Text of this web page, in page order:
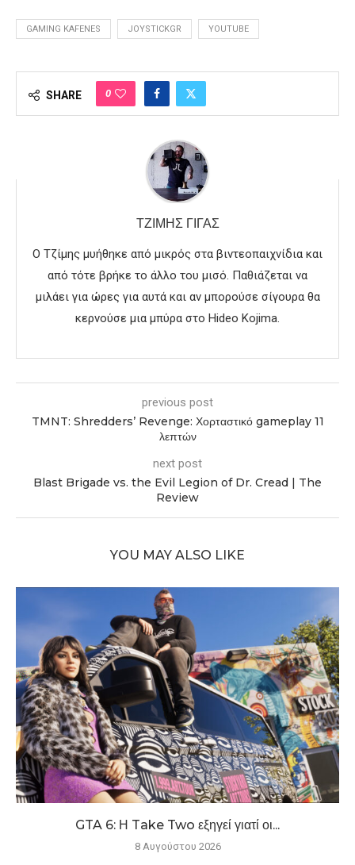
GAMING KAFENES JOYSTICKGR YOUTUBE
SHARE 0
ΤΖΊΜΗΣ ΓΊΓΑΣ
Ο Τζίμης μυήθηκε από μικρός στα βιντεοπαιχνίδια και
από τότε βρήκε το άλλο του μισό. Παθιάζεται να
μιλάει για ώρες για αυτά και αν μπορούσε σίγουρα θα
κερνούσε μια μπύρα στο Hideo Kojima.
previous post
TMNT: Shredders’ Revenge: Χορταστικό gameplay 11
λεπτών
next post
Blast Brigade vs. the Evil Legion of Dr. Cread | The
Review
YOU MAY ALSO LIKE
GTA 6: Η Take Two εξηγεί γιατί οι...
8 Αυγούστου 2026